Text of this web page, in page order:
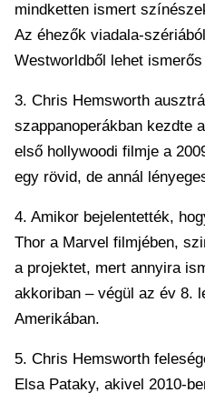
mindketten ismert
Az éhezők viadala-
Westworldből lehet
3. Chris Hemsworth
szappanoperákban kezdte
első hollywoodi filmje a
egy rövid, de annál
4. Amikor bejelentették,
Thor a Marvel filmjében,
a projektet, mert annyira
akkoriban – végül az év 8.
Amerikában.
5. Chris Hemsworth
Elsa Pataky, akivel 2010-